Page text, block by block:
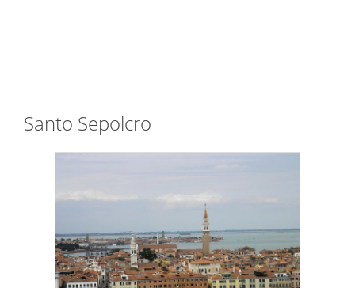
Santo Sepolcro